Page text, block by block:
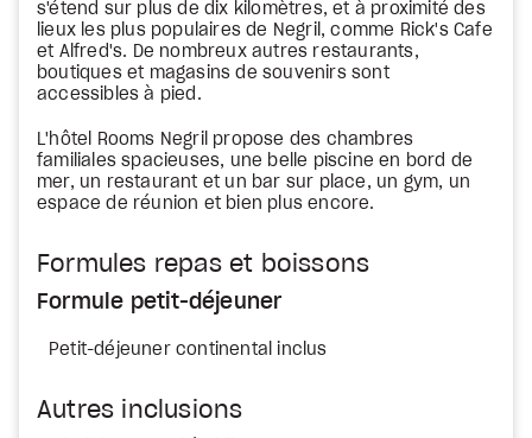
s'étend sur plus de dix kilomètres, et à proximité des
lieux les plus populaires de Negril, comme Rick's Cafe
et Alfred's. De nombreux autres restaurants,
boutiques et magasins de souvenirs sont
accessibles à pied.
L'hôtel Rooms Negril propose des chambres
familiales spacieuses, une belle piscine en bord de
mer, un restaurant et un bar sur place, un gym, un
espace de réunion et bien plus encore.
Formules repas et boissons
Formule petit-déjeuner
Petit-déjeuner continental inclus
Autres inclusions